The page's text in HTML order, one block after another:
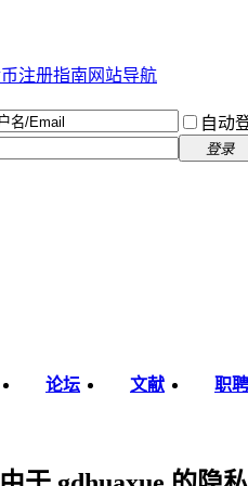
注册指南 网站导航
自动
登录
论坛 文献 职聘